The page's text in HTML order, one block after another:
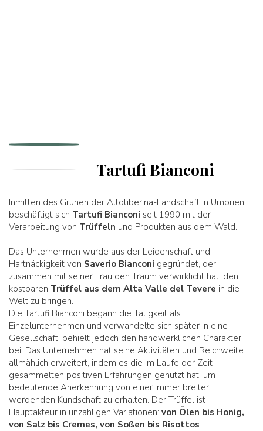
Tartufi Bianconi
Inmitten des Grünen der Altotiberina-Landschaft in Umbrien
beschäftigt sich Tartufi Bianconi seit 1990 mit der
Verarbeitung von Trüffeln und Produkten aus dem Wald.
Das Unternehmen wurde aus der Leidenschaft und
Hartnäckigkeit von Saverio Bianconi gegründet, der
zusammen mit seiner Frau den Traum verwirklicht hat, den
kostbaren Trüffel aus dem Alta Valle del Tevere in die
Welt zu bringen.
Die Tartufi Bianconi begann die Tätigkeit als
Einzelunternehmen und verwandelte sich später in eine
Gesellschaft, behielt jedoch den handwerklichen Charakter
bei. Das Unternehmen hat seine Aktivitäten und Reichweite
allmählich erweitert, indem es die im Laufe der Zeit
gesammelten positiven Erfahrungen genutzt hat, um
bedeutende Anerkennung von einer immer breiter
werdenden Kundschaft zu erhalten. Der Trüffel ist
Hauptakteur in unzähligen Variationen: von Ölen bis Honig,
von Salz bis Cremes, von Soßen bis Risottos.